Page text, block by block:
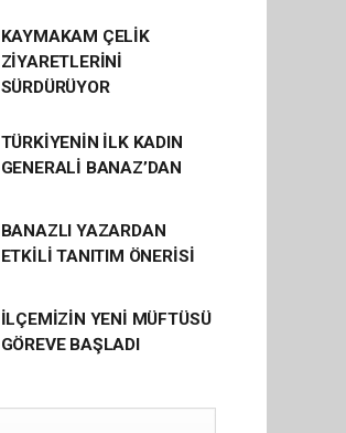
KAYMAKAM ÇELİK
ZİYARETLERİNİ
SÜRDÜRÜYOR
TÜRKİYENİN İLK KADIN
GENERALİ BANAZ’DAN
BANAZLI YAZARDAN
ETKİLİ TANITIM ÖNERİSİ
İLÇEMİZİN YENİ MÜFTÜSÜ
GÖREVE BAŞLADI